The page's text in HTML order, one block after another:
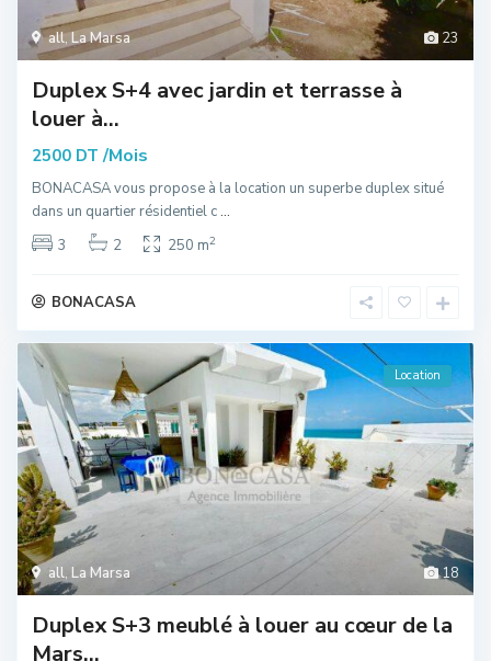
23
all,La Marsa
Duplex S+4 avec jardin et terrasse à
louer à...
2500 DT /Mois
BONACASA vous propose à la location un superbe duplex situé
dans un quartier résidentiel c...
3
2 250 m2
BONACASA
18
all, La Marsa
Location
Duplex S+3 meublé à louer au cœur de la
Mars...